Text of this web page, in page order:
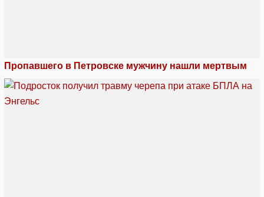
Пропавшего в Петровске мужчину нашли мертвым